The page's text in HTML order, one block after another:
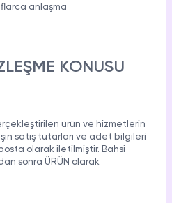
anlaşma
KONUSU
ürün ve hizmetlerin
satış tutarları ve adet bilgileri
olarak iletilmiştir. Bahsi
sonra ÜRÜN olarak